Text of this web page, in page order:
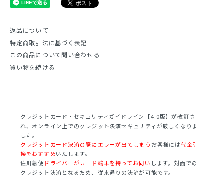
返品について
特定商取引法に基づく表記
この商品について問い合わせる
買い物を続ける
クレジットカード・セキュリティガイドライン【4.0版】が改訂さ
れ、オンライン上でのクレジット決済セキュリティが厳しくなりま
した。
クレジットカード決済の際にエラーが出てしまう お客様には代金引
換をおすすめいたします。
佐川急便 ドライバーがカード端末を持ってお伺い します。対面での
クレジット決済となるため、従来通りの決済が可能です。